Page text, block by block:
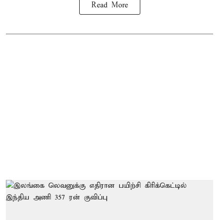
Read More